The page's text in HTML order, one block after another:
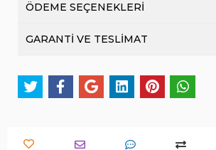
ÖDEME SEÇENEKLERİ
GARANTİ VE TESLİMAT